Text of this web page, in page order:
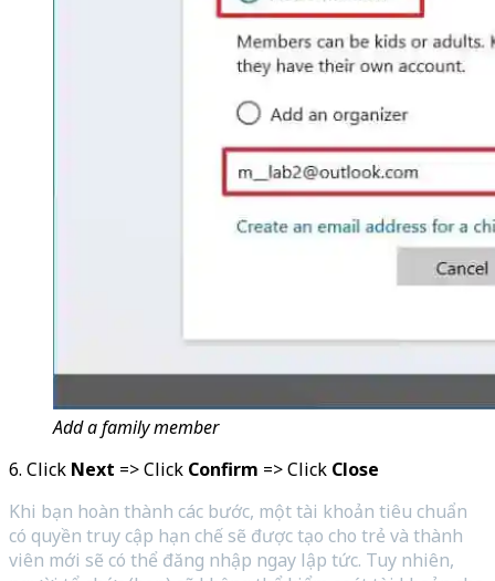
Add a family member
6. Click Next => Click Confirm => Click Close
Khi bạn hoàn thành các bước, một tài khoản tiêu chuẩn
có quyền truy cập hạn chế sẽ được tạo cho trẻ và thành
viên mới sẽ có thể đăng nhập ngay lập tức. Tuy nhiên,